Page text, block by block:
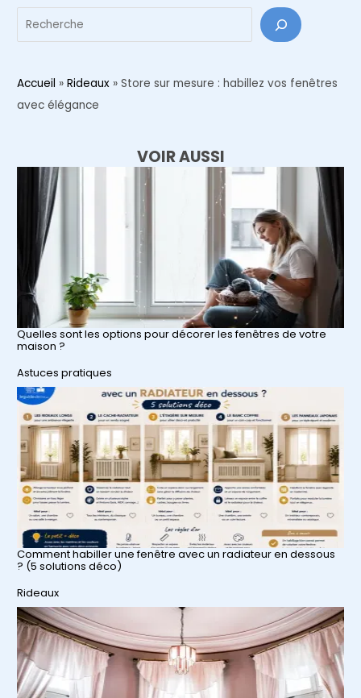
Accueil » Rideaux » Store sur mesure : habillez vos fenêtres
avec élégance
VOIR AUSSI
Quelles sont les options pour décorer les fenêtres de votre
maison ?
Par rapport à
Astuces pratiques
Comment habiller une fenêtre avec un radiateur en dessous
? (5 solutions déco)
Par rapport à
Rideaux